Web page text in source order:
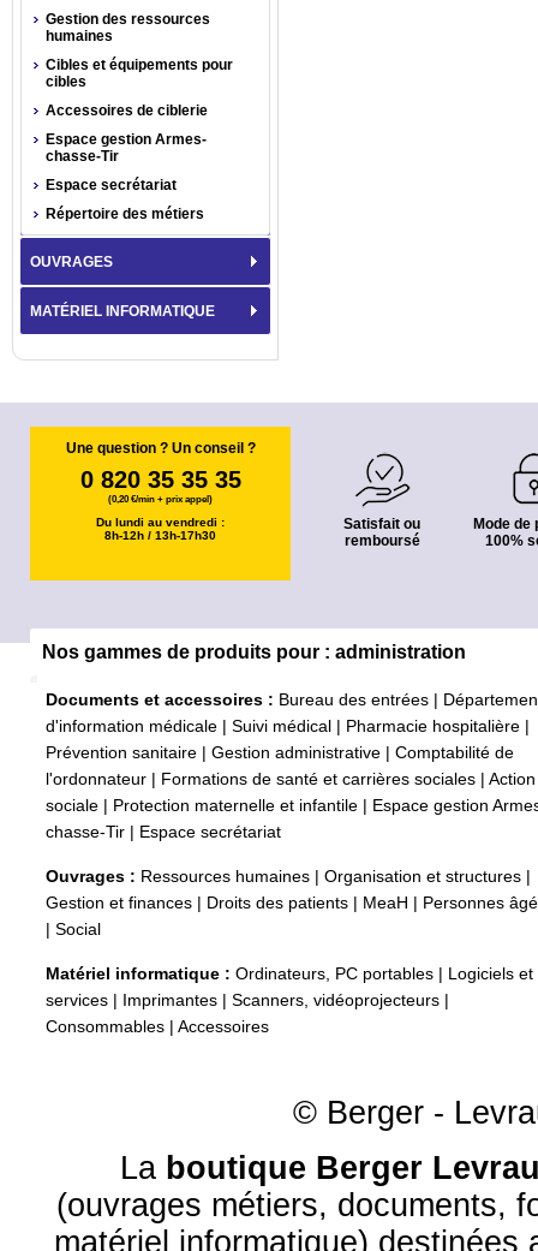
Gestion des ressources
humaines
Cibles et équipements pour
cibles
Accessoires de ciblerie
Espace gestion Armes-
chasse-Tir
Espace secrétariat
Répertoire des métiers
OUVRAGES
MATÉRIEL INFORMATIQUE
Une question ? Un conseil ?
0 820 35 35 35
(0,20 €/min + prix appel)
Du lundi au vendredi :
8h-12h / 13h-17h30
Satisfait ou
remboursé
Mode de
100%
Nos gammes de produits pour : administration
Documents et accessoires : Bureau des entrées
d'information médicale
Suivi médical Pharmacie hospitalière
Prévention sanitaire
Gestion administrative
Comptabilité de
l'ordonnateur
Formations de santé et carrières sociales
Action
sociale
Protection maternelle et infantile
Espace gestion
chasse-Tir
Espace secrétariat
Ouvrages : Ressources humaines Organisation et structures
Gestion et finances
Droits des patients MeaH
Personnes
Social
Matériel informatique : Ordinateurs, PC portables
Logiciels et
services
Imprimantes Scanners, vidéoprojecteurs
Consommables
Accessoires
© Berger -
La boutique Berger
(ouvrages métiers, documents,
matériel informatique) destinées